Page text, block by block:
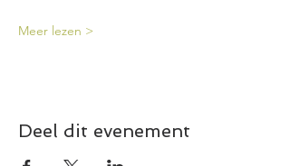
Meer lezen >
Deel dit evenement